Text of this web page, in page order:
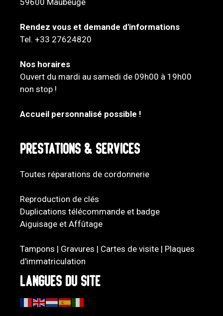
59600 Maubeuge
Rendez vous et demande d'informations
Tel. +33 27624820
Nos horaires
Ouvert du mardi au samedi de 09h00 à 19h00
non stop !
Accueil personnalisé possible !
Prestations & services
Toutes réparations de cordonnerie
Reproduction de clés
Duplications télécommande et badge
Aiguisage et Affûtage
Tampons | Gravures | Cartes de visite | Plaques
d'immatriculation
Langues du site